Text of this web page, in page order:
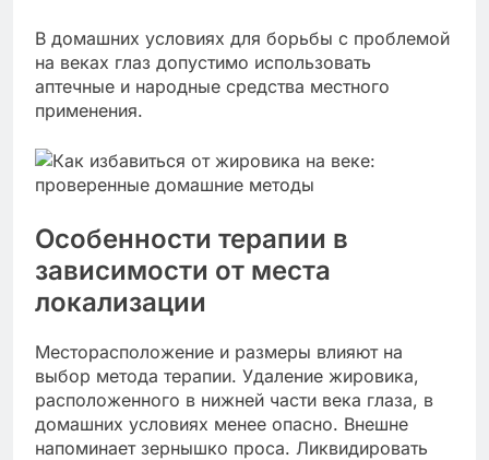
В домашних условиях для борьбы с проблемой
на веках глаз допустимо использовать
аптечные и народные средства местного
применения.
Особенности терапии в
зависимости от места
локализации
Месторасположение и размеры влияют на
выбор метода терапии. Удаление жировика,
расположенного в нижней части века глаза, в
домашних условиях менее опасно. Внешне
напоминает зернышко проса. Ликвидировать